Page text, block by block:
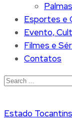
Esportes e
Evento,
Filmes e
Contatos
Estado Tocantins